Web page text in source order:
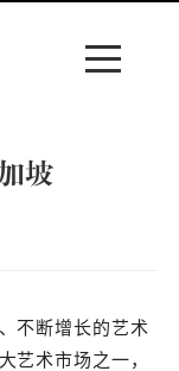
坡
不断增长的艺术
艺术市场之一，